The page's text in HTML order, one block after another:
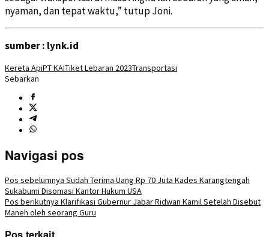
nyaman, dan tepat waktu,” tutup Joni.
sumber : lynk.id
Kereta ApiPT KAITiket Lebaran 2023Transportasi
Sebarkan
Navigasi pos
Pos sebelumnya Sudah Terima Uang Rp 70 Juta Kades Karangtengah
Sukabumi Disomasi Kantor Hukum USA
Pos berikutnya Klarifikasi Gubernur Jabar Ridwan Kamil Setelah Disebut
Maneh oleh seorang Guru